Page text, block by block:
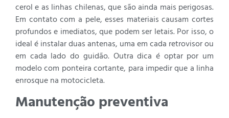
cerol e as linhas chilenas, que são ainda mais perigosas.
Em contato com a pele, esses materiais causam cortes
profundos e imediatos, que podem ser letais. Por isso, o
ideal é instalar duas antenas, uma em cada retrovisor ou
em cada lado do guidão. Outra dica é optar por um
modelo com ponteira cortante, para impedir que a linha
enrosque na motocicleta.
Manutenção preventiva